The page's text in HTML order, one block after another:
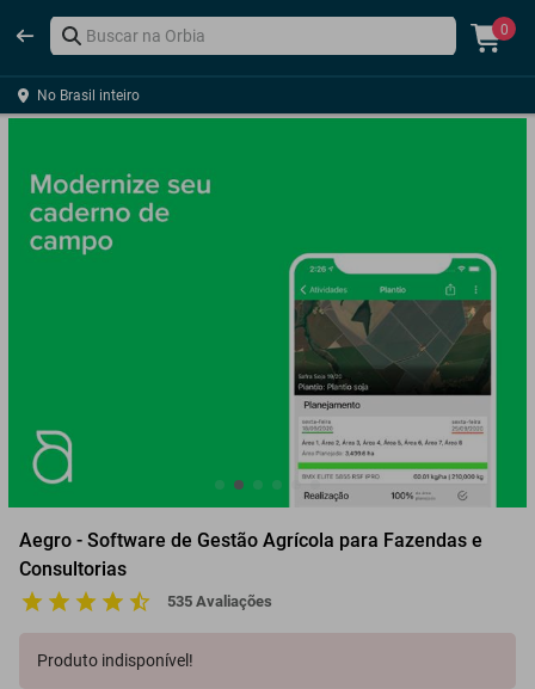
0
No Brasil inteiro
Aegro - Software de Gestão Agrícola para Fazendas e
Consultorias
535 Avaliações
Produto indisponível!